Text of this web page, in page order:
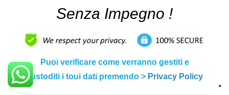
Senza Impegno !
Puoi verificare come verranno gestiti e
custoditi i toui dati premendo > Privacy Policy